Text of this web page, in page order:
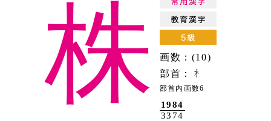
株
画数：(10)
部首：
部首内画数6
1984
3374